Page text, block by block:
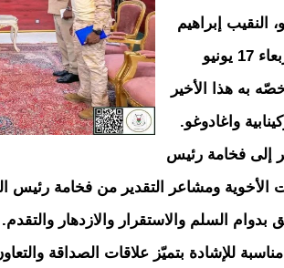
النقيب إبراهيم
تراوري، اليوم الأربعاء 17 يونيو
خصّه به هذا الأخير
واغادوغو.
إلى فخامة رئيس
الأخوية ومشاعر التقدير من فخامة رئيس
بدوام السلم والاستقرار والازدهار والتقدم.
للإشادة بتميّز علاقات الصداقة